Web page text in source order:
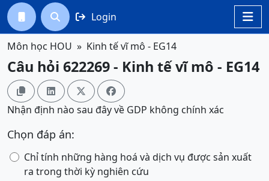

  Login
Môn học HOU Kinh tế vĩ mô - EG14
Câu hỏi 622269 - Kinh tế vĩ mô - EG14
   
Nhận định nào sau đây về GDP không chính xác
Chọn đáp án:
Chỉ tính những hàng hoá và dịch vụ được sản xuất
ra trong thời kỳ nghiên cứu